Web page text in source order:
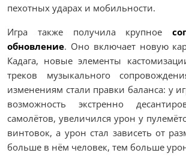
пехотных ударах и мобильности.
Игра также получила крупное
обновление. Оно включает новую
Кадага, новые элементы
треков музыкального
изменениям стали правки баланса: у
возможность экстренно
самолётов, увеличился урон у
винтовок, а урон стал зависеть от
больше в нём человек, тем больше